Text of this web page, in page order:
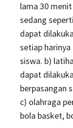
lama 30
sedang
dapat
setiap
siswa. b)
dapat
berpasangan
c) olahraga
bola basket,